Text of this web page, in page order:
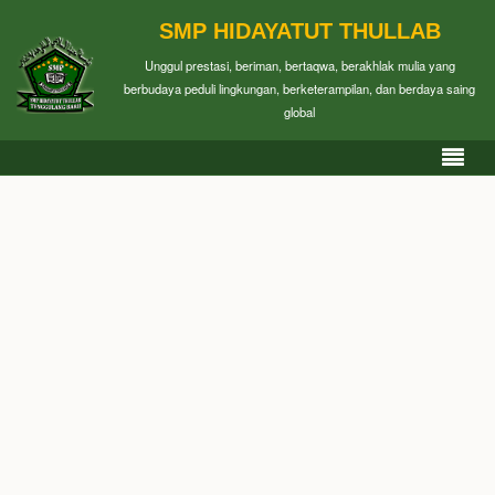
SMP HIDAYATUT THULLAB
Unggul prestasi, beriman, bertaqwa, berakhlak mulia yang
berbudaya peduli lingkungan, berketerampilan, dan berdaya saing
global